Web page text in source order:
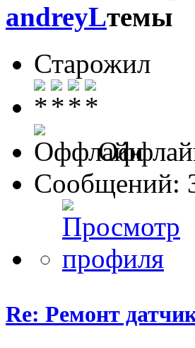
andreyL
Старожил
Сообщений:
Re: Ремонт